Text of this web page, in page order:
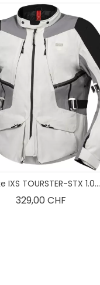
IXS TOURSTER-STX 1.0...
329,00 CHFPreis